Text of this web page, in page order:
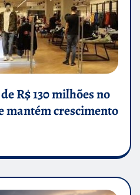
R$ 130 milhões no
mantém crescimento